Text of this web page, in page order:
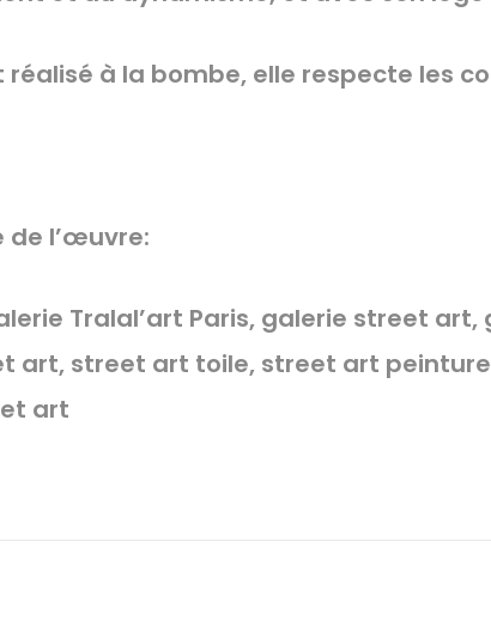
réalisé à la bombe, elle respecte les
de l’œuvre:
Tralal’art Paris, galerie street
art, street art toile, street art
art